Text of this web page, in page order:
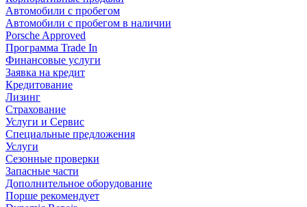
Автомобили с пробегом
Автомобили с пробегом в наличии
Porsche Approved
Программа Trade In
Финансовые услуги
Заявка на кредит
Кредитование
Лизинг
Страхование
Услуги и Сервис
Специальные предложения
Услуги
Сезонные проверки
Запасные части
Дополнительное оборудование
Порше рекомендует